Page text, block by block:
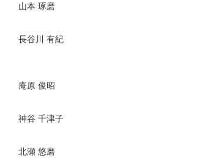
山本 琢磨
長谷川 有紀
庵原 俊昭
神谷 千津子
北瀬 悠磨